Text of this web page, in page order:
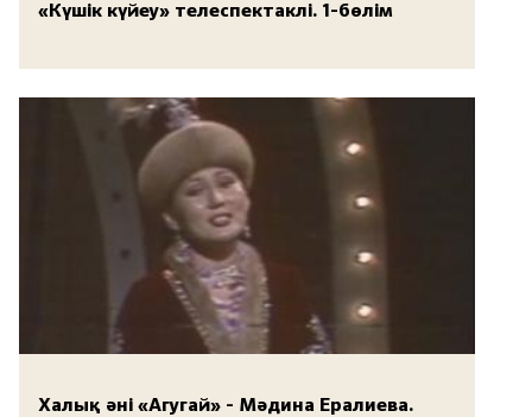
«Күшік күйеу» телеспектаклі. 1-бөлім
Халық әні «Агугай» - Мәдина Ералиева.